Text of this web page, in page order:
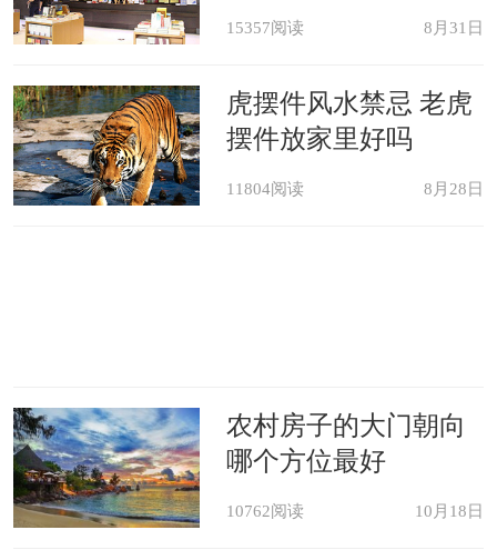
七、办公室的神位风水：神是
供奉神位之前，一定要了解一些相关的
基本常识，否则，可能不仅没有得到庇
佑，反而深受其害。所谓“神不安，则
的顶端，否则，易生伤灾；老总办公室
的大小一般不得小于普通职工办公室，
易客欺主，产生是非烦心之事；老总办
15357阅读 8月31日
虎摆件风水禁忌 老虎
摆件放家里好吗
11804阅读 8月28日
农村房子的大门朝向
哪个方位最好
10762阅读 10月18日